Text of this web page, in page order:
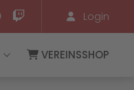
Login
VEREINSSHOP